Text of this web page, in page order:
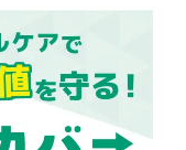
浄と比較してわか
いブルーで鮮やか